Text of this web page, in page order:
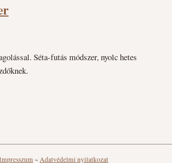
Séta-futás módszer, nyolc hetes
~Adatvédelmi nyilatkozat